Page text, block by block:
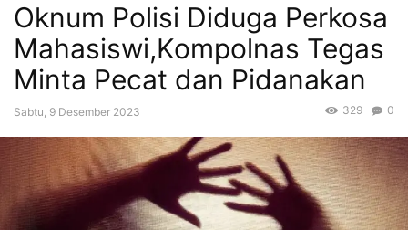
Oknum Polisi Diduga Perkosa
Mahasiswi,Kompolnas Tegas
Minta Pecat dan Pidanakan
Sabtu, 9 Desember 2023 0
329